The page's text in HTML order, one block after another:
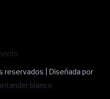
reservados | Diseñada por